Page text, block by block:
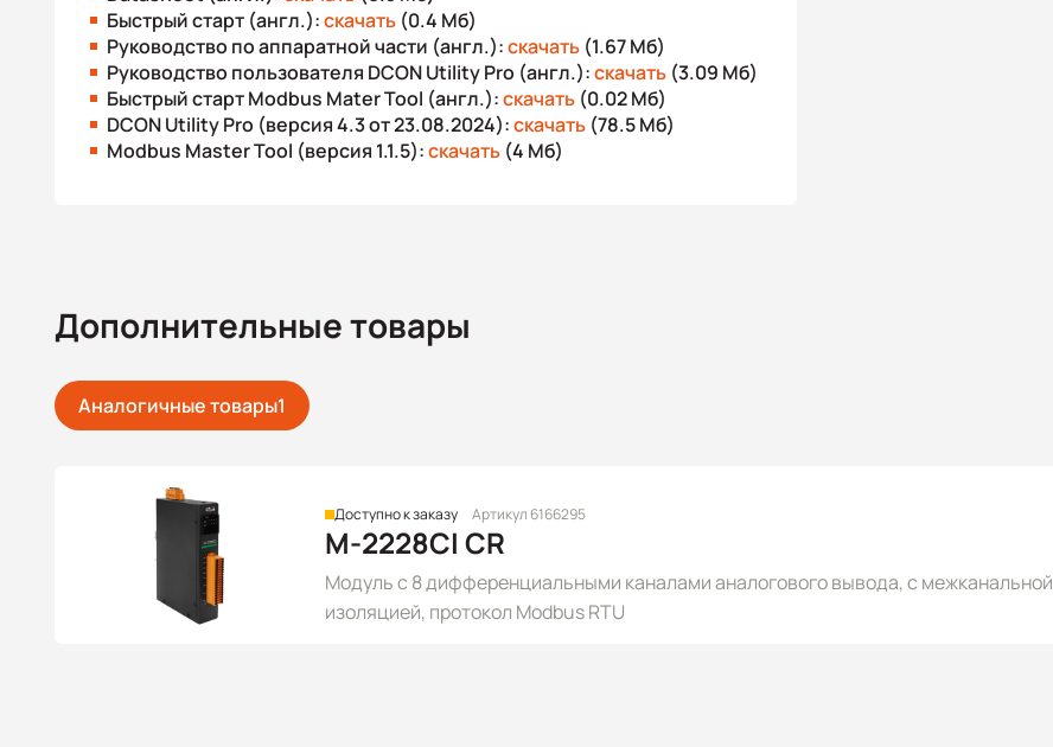
Быстрый старт (англ.):скачать (0.4 Мб)
Руководство по аппаратной части (англ.):скачать (1.67 Мб)
Руководство пользователя DCON Utility Pro (англ.):скачать (3.09 Мб)
Быстрый старт Modbus Mater Tool (англ.):скачать (0.02 Мб)
DCON Utility Pro (версия 4.3 от 23.08.2024):скачать (78.5 Мб)
Modbus Master Tool (версия 1.1.5):скачать (4 Мб)
Дополнительные товары
Аналогичные товары1
Доступно к заказу Артикул 6166295
M-2228CI CR
Модуль с 8 дифференциальными каналами аналогового вывода, с межканальной
изоляцией, протокол Modbus RTU